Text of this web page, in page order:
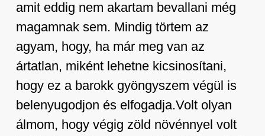
amit eddig nem akartam bevallani még
magamnak sem. Mindig törtem az
agyam, hogy, ha már meg van az
ártatlan, miként lehetne kicsinosítani,
hogy ez a barokk gyöngyszem végül is
belenyugodjon és elfogadja.Volt olyan
álmom, hogy végig zöld növénnyel volt